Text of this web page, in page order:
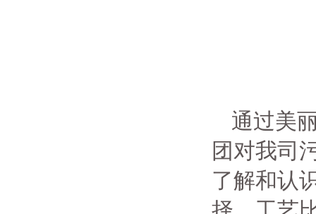
通过美
团对我司
了解和认